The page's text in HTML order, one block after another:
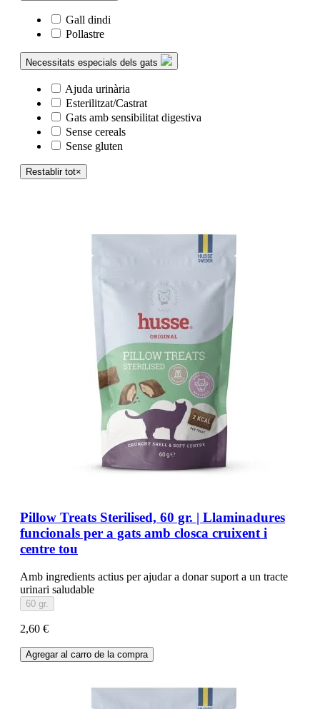
Gall dindi
Pollastre
Necessitats especials dels gats
Ajuda urinària
Esterilitzat/Castrat
Gats amb sensibilitat digestiva
Sense cereals
Sense gluten
Restablir tot×
Pillow Treats Sterilised, 60 gr. | Llaminadures
funcionals per a gats amb closca cruixent i
centre tou
Amb ingredients actius per ajudar a donar suport a un tracte
urinari saludable
60 gr.
2,60 €
Agregar al carro de la compra